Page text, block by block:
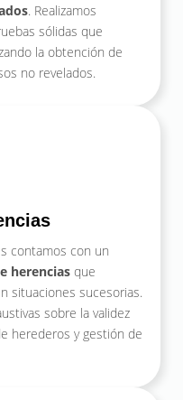
. Realizamos
sólidas que
la obtención de
no revelados.
contamos con un
herencias que
situaciones sucesorias.
sobre la validez
herederos y gestión de